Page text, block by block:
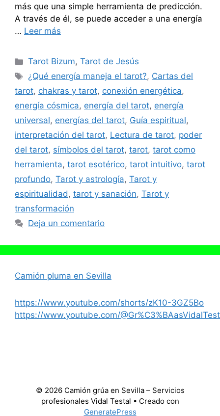
más que una simple herramienta de predicción.
A través de él, se puede acceder a una energía
… Leer más
Categorías
Tarot Bizum,Tarot de Jesús
Etiquetas
¿Qué energía maneja el tarot?, Cartas del
tarot, chakras y tarot, conexión energética,
energía cósmica, energía del tarot, energía
universal, energías del tarot, Guía espiritual,
interpretación del tarot, Lectura de tarot, poder
del tarot, símbolos del tarot, tarot, tarot como
herramienta, tarot esotérico, tarot intuitivo, tarot
profundo, Tarot y astrología, Tarot y
espiritualidad, tarot y sanación, Tarot y
transformación
Deja un comentario
Camión pluma en Sevilla
https://www.youtube.com/shorts/zK10-3GZ5Bo
https://www.youtube.com/
© 2026 Camión grúa en Sevilla – Servicios
profesionales Vidal Testal • Creado con
GeneratePress